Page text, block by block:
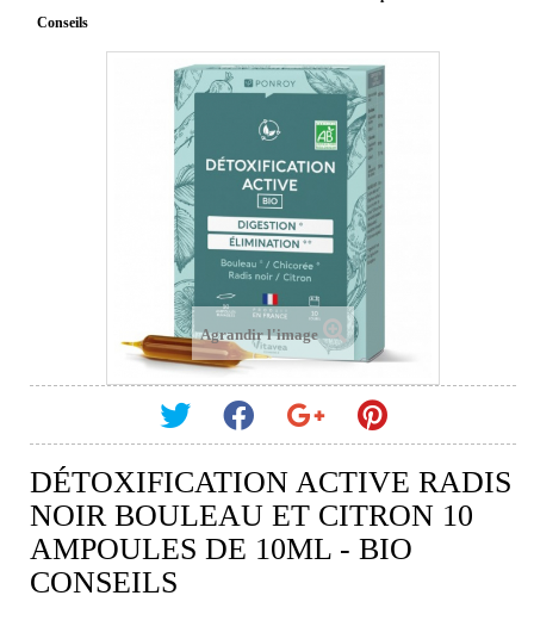
Conseils
Agrandir l'image
DÉTOXIFICATION ACTIVE RADIS
NOIR BOULEAU ET CITRON 10
AMPOULES DE 10ML - BIO
CONSEILS